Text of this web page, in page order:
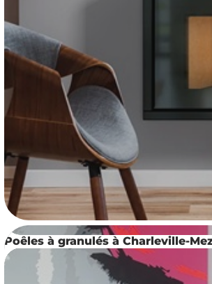
Poêles à granulés à Charleville-